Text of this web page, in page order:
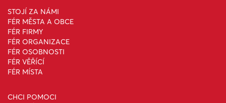
STOJÍ ZA NÁMI
FÉR MĚSTA A OBCE
FÉR FIRMY
FÉR ORGANIZACE
FÉR OSOBNOSTI
FÉR VĚŘÍCÍ
FÉR MÍSTA
CHCI POMOCI